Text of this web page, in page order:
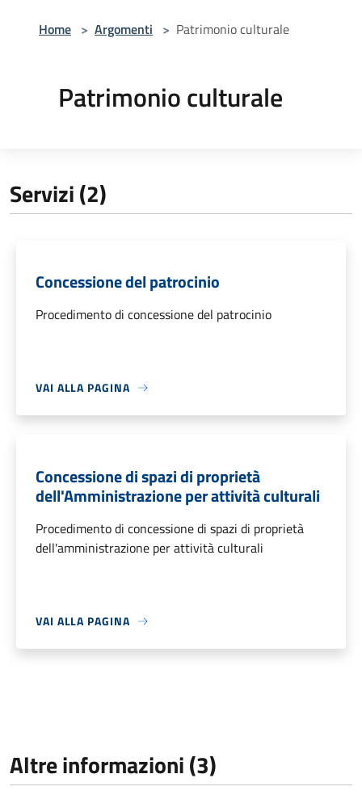
Home > Argomenti > Patrimonio culturale
Patrimonio culturale
Servizi (2)
Concessione del patrocinio
Procedimento di concessione del patrocinio
VAI ALLA PAGINA
Concessione di spazi di proprietà
dell'Amministrazione per attività culturali
Procedimento di concessione di spazi di proprietà
dell'amministrazione per attività culturali
VAI ALLA PAGINA
Altre informazioni (3)